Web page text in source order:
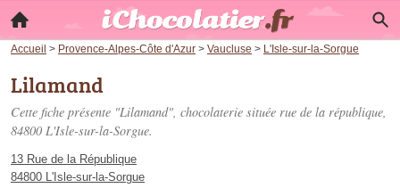
Accueil > Provence-Alpes-Côte d'Azur > Vaucluse > L'Isle-sur-la-Sorgue
Lilamand
Cette fiche présente "Lilamand", chocolaterie située rue de la république,
84800 L'Isle-sur-la-Sorgue.
13 Rue de la République
84800 L'Isle-sur-la-Sorgue